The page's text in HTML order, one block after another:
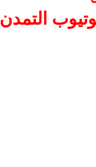
التمدن